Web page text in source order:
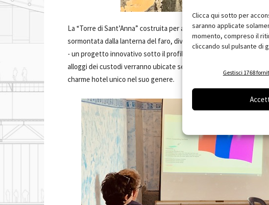
Clicca qui sotto per
saranno applicate
momento, compreso il
cliccando sul pulsante di
Gestisci 1768
La “Torre di Sant’Anna” costruita per assolvere le funzioni di
sormontata dalla lanterna del faro, diverrà per mano della ITM -
- un progetto innovativo sotto il profilo della sostenibilità
alloggi dei custodi verranno ubicate sette suite, spazi di
charme hotel unico nel suo genere.